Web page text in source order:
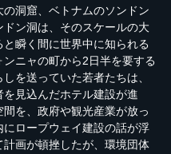
洞窟、ベトナムのソンドン
ン洞は、そのスケールの大
瞬く間に世界中に知られる
ニャの町から2日半を要する
を送っていた若者たちは、
見込んだホテル建設が進
を、政府や観光産業が放っ
ロープウェイ建設の話が浮
計画が頓挫したが、環境団体